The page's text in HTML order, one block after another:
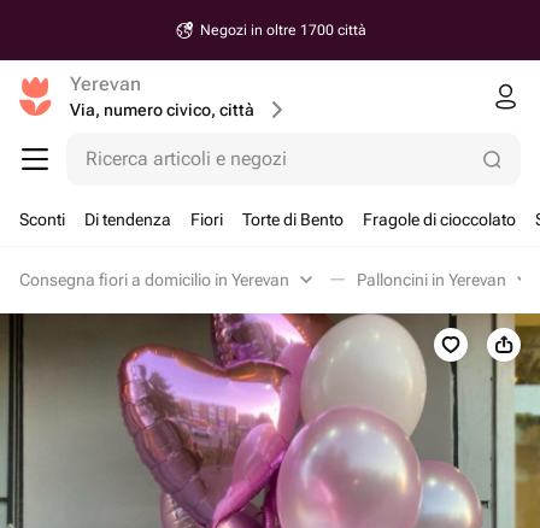
Negozi in oltre 1700 città
Yerevan
Via, numero civico, città
Ricerca articoli e negozi
Sconti Di tendenza Fiori Torte di Bento Fragole di cioccolato
Consegna fiori a domicilio in Yerevan Palloncini in Yerevan